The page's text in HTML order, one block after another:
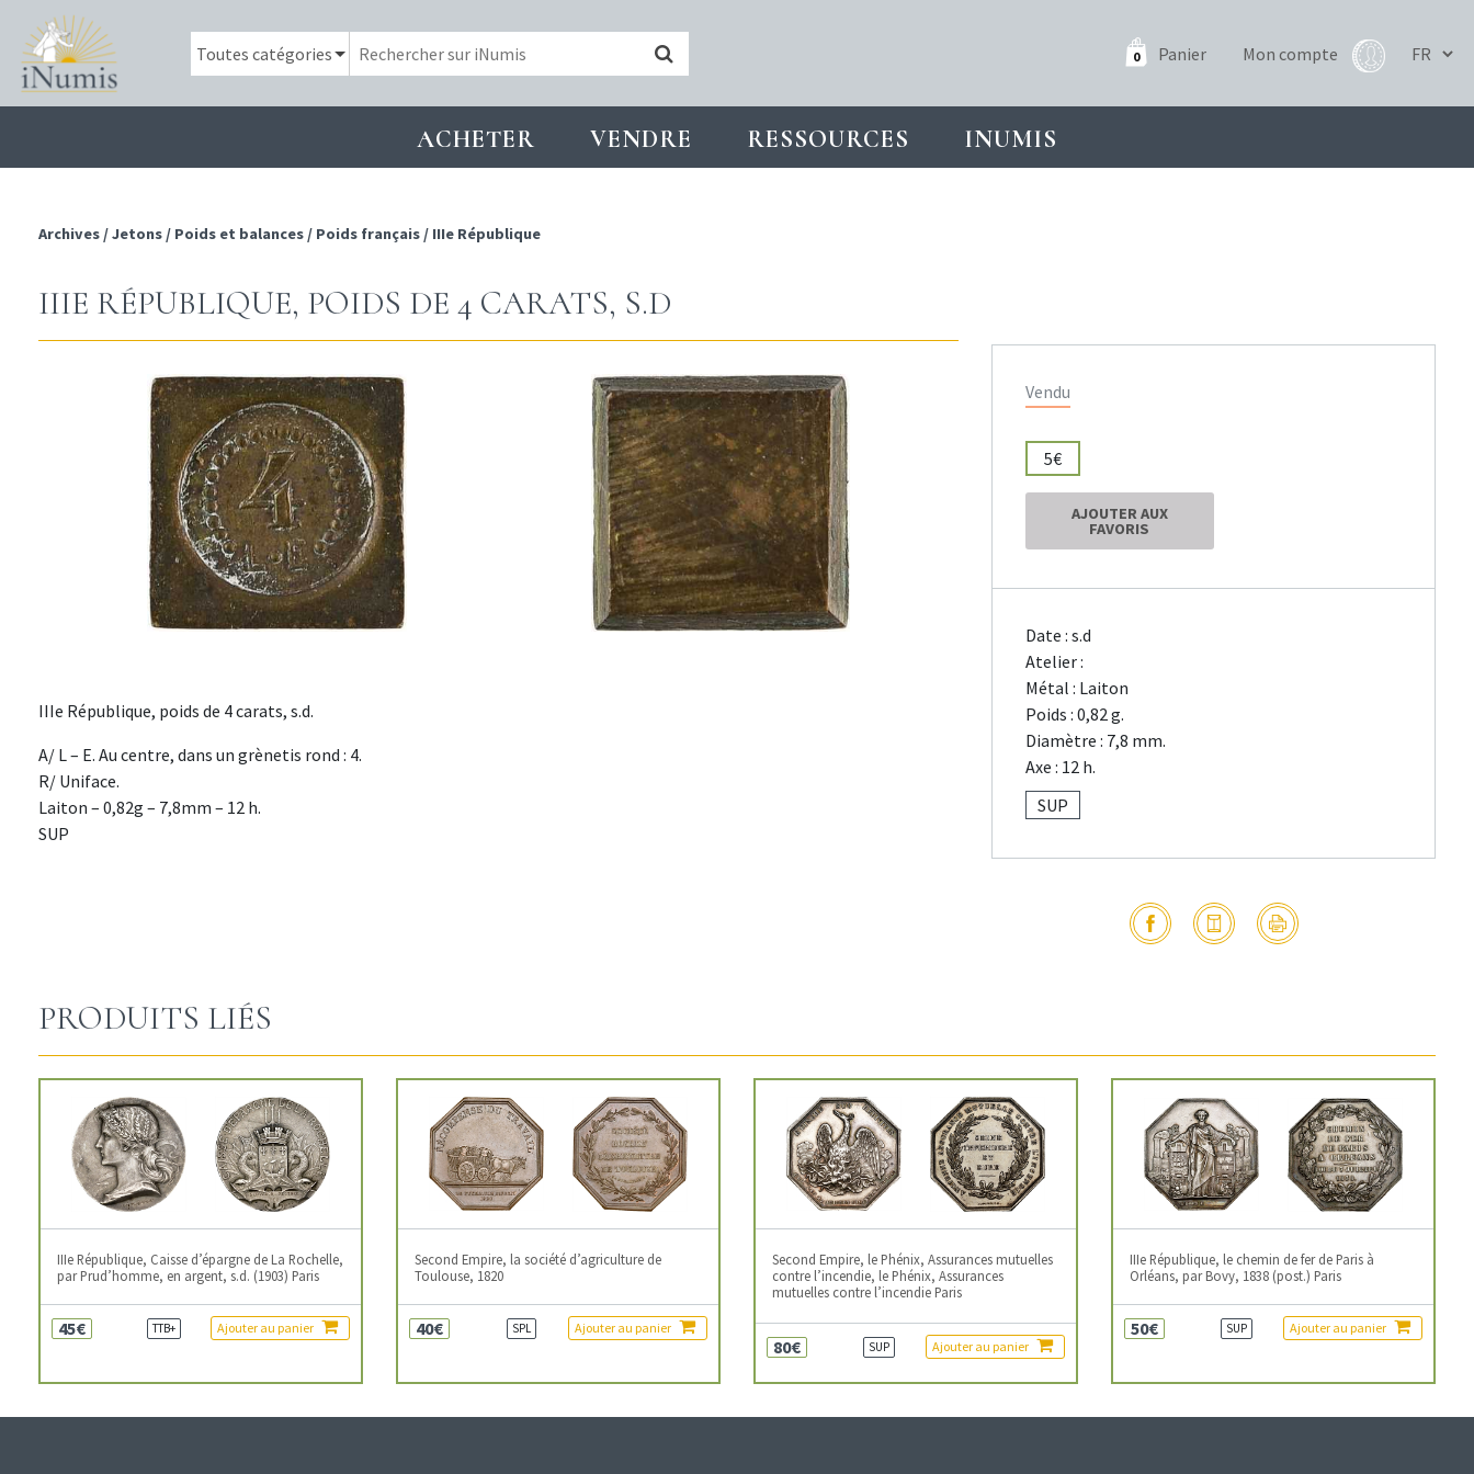
0 Panier Mon compte
ACHETER VENDRE RESSOURCES INUMIS
Archives /Jetons / Poids et balances / Poids français / IIIe République
IIIE RÉPUBLIQUE, POIDS DE 4 CARATS, S.D
IIIe République, poids de 4 carats, s.d.
A/ L – E. Au centre, dans un grènetis rond : 4.
R/ Uniface.
Laiton – 0,82g – 7,8mm – 12 h.
SUP
Vendu
5€
AJOUTER AUX
FAVORIS
Date : s.d
Atelier :
Métal : Laiton
Poids : 0,82 g.
Diamètre : 7,8 mm.
Axe : 12 h.
SUP
PRODUITS LIÉS
IIIe République, Caisse d’épargne de La Rochelle,
par Prud’homme, en argent, s.d. (1903) Paris
45€ TTB+ Ajouter au panier
Second Empire, la société d’agriculture de
Toulouse, 1820
40€ SPL Ajouter au panier
Second Empire, le Phénix, Assurances mutuelles
contre l’incendie, le Phénix, Assurances
mutuelles contre l’incendie Paris
80€ SUP Ajouter au panier
IIIe République, le chemin de fer de Paris à
Orléans, par Bovy, 1838 (post.) Paris
50€ SUP Ajouter au panier